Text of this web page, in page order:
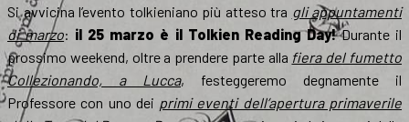
Si avvicina l’evento tolkieniano più atteso tra gli appuntamenti
di marzo: il 25 marzo è il Tolkien Reading Day!Durante il
prossimo weekend, oltre a prendere parte alla fiera del fumetto
Collezionando, a Lucca, festeggeremo degnamente il
Professore con uno dei primi eventi dell’apertura primaverile